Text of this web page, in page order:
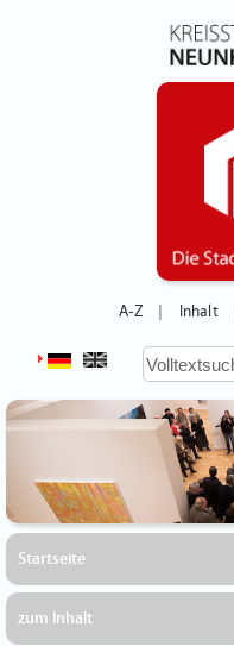
A-Z Inhalt
Startseite
zum Inhalt